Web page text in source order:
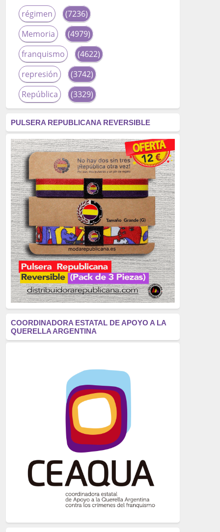
régimen
(7236)
Memoria
(4979)
franquismo
(4622)
represión
(3742)
República
(3329)
fascismo
(2677)
tardofranquismo
(2320)
Actualidad
(2319)
monarquía
(2253)
borbones
(2176)
Cultura
(2163)
Guerra
(1674)
genocidio
(1234)
mujer
(1070)
Eventos
(914)
Crímenes del franquismo
(721)
(699)
(607)
neofranquismo
(567)
Justicia Universal
Derechos Humanos
(522)
Nacionalcatolicismo
(514)
PULSERA REPUBLICANA REVERSIBLE
COORDINADORA ESTATAL DE APOYO A LA
QUERELLA ARGENTINA